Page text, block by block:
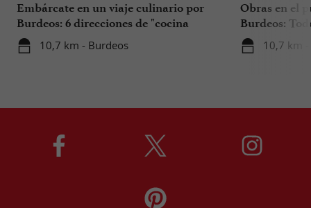
Embárcate en un viaje culinario por
Burdeos: 6 direcciones de "cocina
internacional"
10,7 km - Burdeos
Obras en el
Burdeos:
tus viajes en
10,7 km